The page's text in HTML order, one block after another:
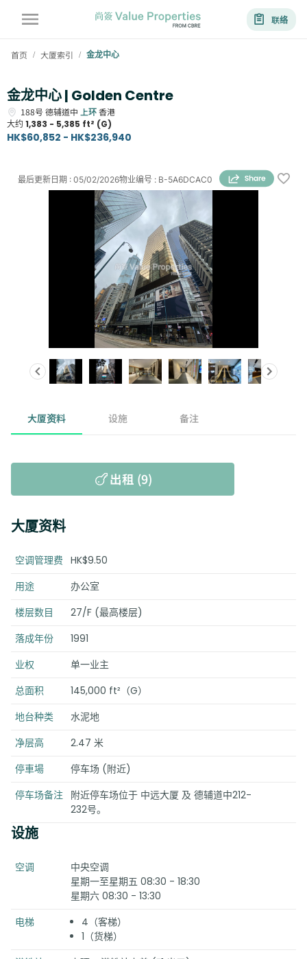
联络
首页 / 大厦索引 / 金龙中心
金龙中心 | Golden Centre
188号 德辅道中 上环香港
大约 1,383 - 5,385 ft² (G)
HK$60,852 - HK$236,940
物业编号 : B-5A6DCAC0
最后更新日期 : 05/02/2026
大厦资料 设施 备注
出租 (9)
大厦资料
空调管理费 HK$9.50
用途
办公室
楼层数目
27/F (最高楼层)
落成年份
1991
业权
单一业主
总面积
145,000 ft²（G）
地台种类
水泥地
净层高
2.47 米
停車場
停车场 (附近)
停车场备注 附近停车场位于 中远大厦 及 德辅道中212-
232号。
设施
空调
中央空调
星期一至星期五 08:30 - 18:30
星期六 08:30 - 13:30
电梯
4（客梯）
1（货梯）